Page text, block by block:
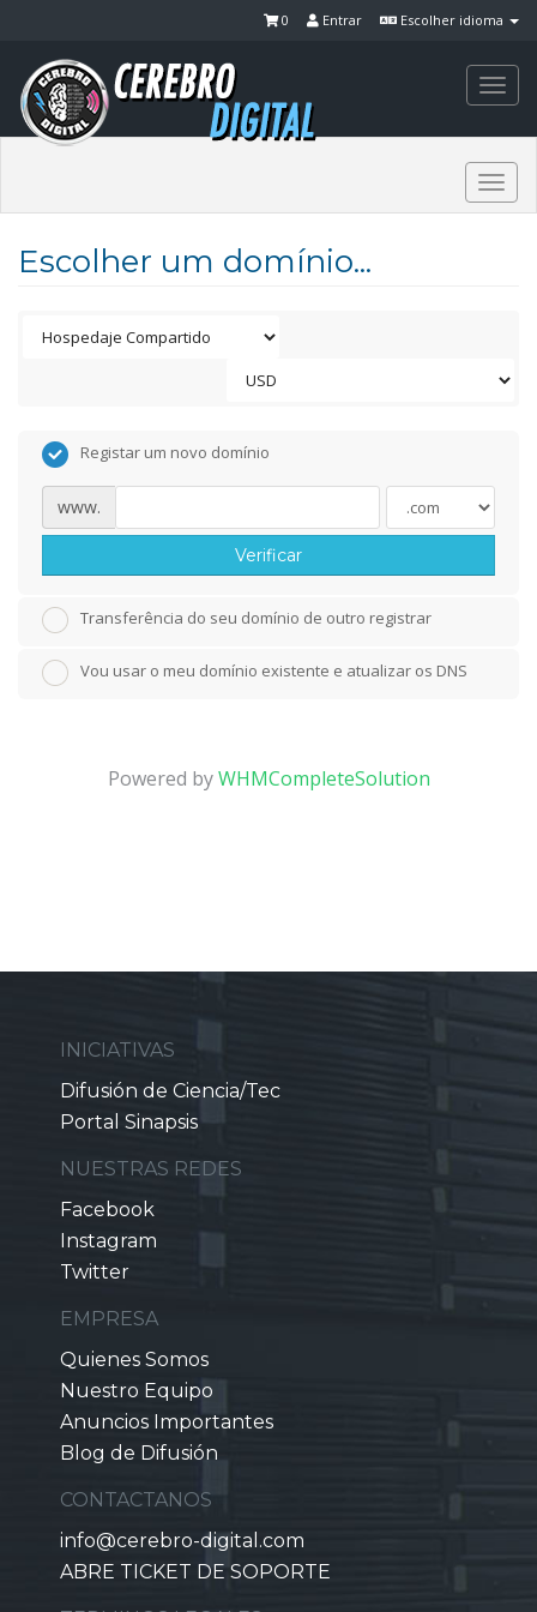
Escolher idioma
Entrar
0
Escolher um domínio...
Registar um novo domínio
www.
Verificar
Transferência do seu domínio de outro registrar
Vou usar o meu domínio existente e atualizar os DNS
Powered byWHMCompleteSolution
INICIATIVAS
Difusión de Ciencia/Tec
Portal Sinapsis
NUESTRAS REDES
Facebook
Instagram
Twitter
EMPRESA
Quienes Somos
Nuestro Equipo
Anuncios Importantes
Blog de Difusión
CONTACTANOS
info@cerebro-digital.com
ABRE TICKET DE SOPORTE